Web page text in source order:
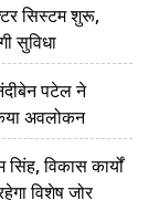
सिस्टम शुरू,
सुविधा
पटेल ने
अवलोकन
विकास कार्यों
विशेष जोर